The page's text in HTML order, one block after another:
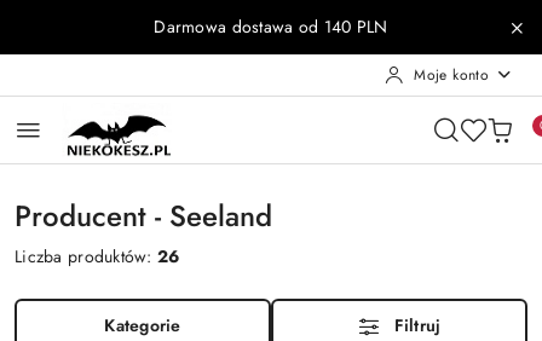
Przejdź do treści głównej
Przejdź do wyszukiwarki
Przejdź do moje konto
Przejdź do menu głównego
Przejdź do stopkiDarmowa dostawa od 140 PLN
Moje konto
Producent - Seeland
Liczba produktów:26
Kategorie Filtruj